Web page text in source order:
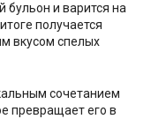
бульон и варится на
получается
вкусом спелых
сочетанием
превращает его в